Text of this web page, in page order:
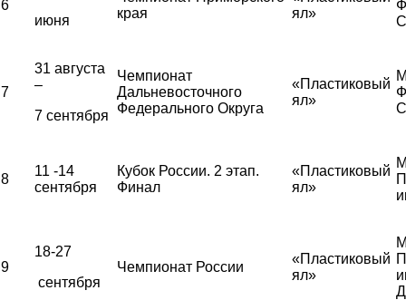
6
июня
края
ял»
7
31 августа
–
7 сентября
Чемпионат
Дальневосточного
Федерального Округа
«Пластиковый
ял»
8
11 -14
сентября
Кубок России. 2 этап.
Финал
«Пластиковый
ял»
9
18-27
сентября
Чемпионат России
«Пластиковый
ял»